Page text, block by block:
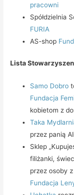
pracowni
Spółdzielnia
FURIA
AS-shop
Lista
Samo Dobro
Fundacja
kobietom z
Taka
przez panią
Sklep
filiżanki,
przez osoby
Fundacja